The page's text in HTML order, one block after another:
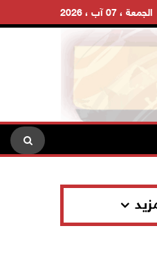
الجمعة ، 07 آب ، 2026